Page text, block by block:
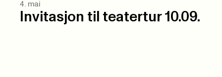
4. mai
Invitasjon til teatertur 10.09.